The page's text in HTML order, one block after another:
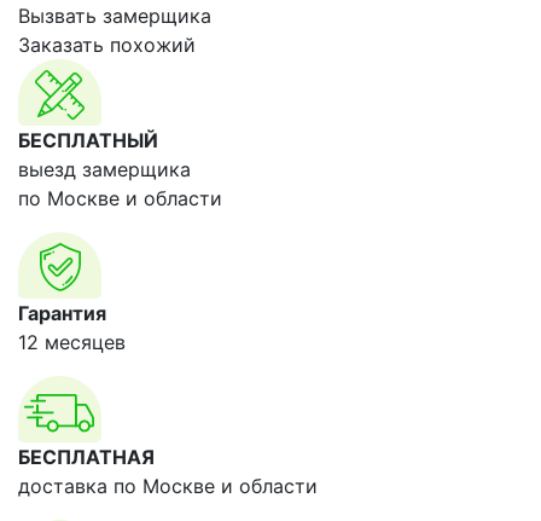
Вызвать замерщика
Заказать похожий
БЕСПЛАТНЫЙ
выезд замерщика
по Москве и области
Гарантия
12 месяцев
БЕСПЛАТНАЯ
доставка по Москве и области